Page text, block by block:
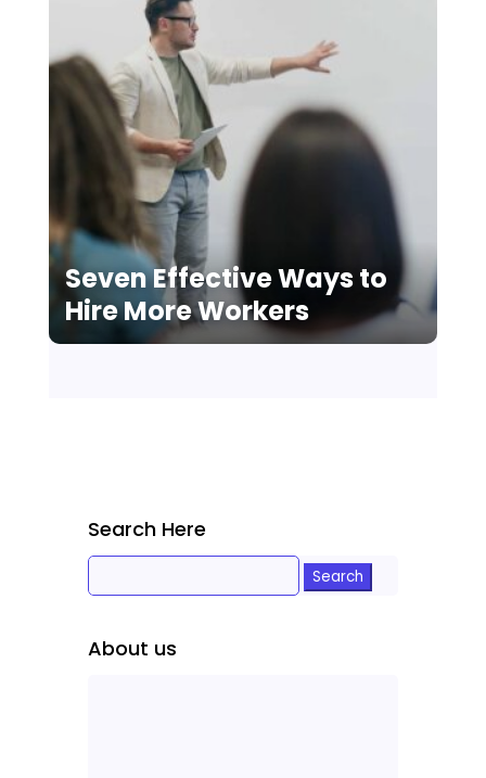
Seven Effective Ways to
Hire More Workers
Search Here
for:
About us